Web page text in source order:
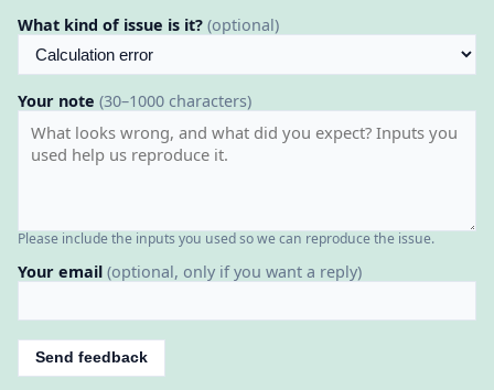
What kind of issue is it? (optional)
Your note (30–1000 characters)
Please include the inputs you used so we can reproduce the issue.
Your email (optional, only if you want a reply)
Send feedback